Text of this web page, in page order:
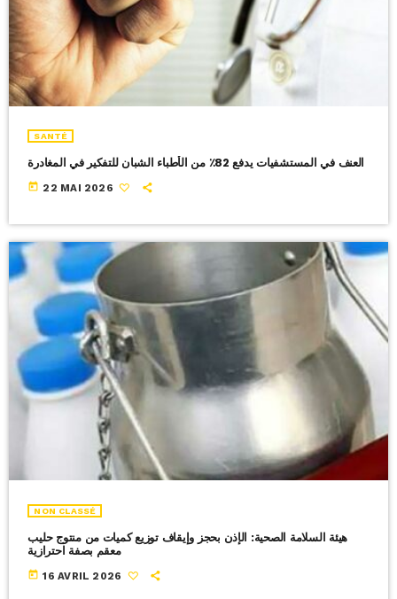
SANTÉ
العنف في المستشفيات يدفع 82٪ من الأطباء الشبان للتفكير في المغادرة
today 22 MAI 2026
NON CLASSÉ
هيئة السلامة الصحية: الإذن بحجز وإيقاف توزيع كميات من منتوج حليب
معقم بصفة احترازية
today 16 AVRIL 2026